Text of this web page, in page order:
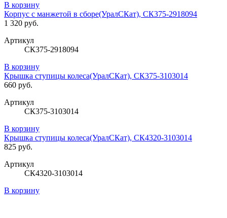
В корзину
Корпус с манжетой в сборе(УралСКат), СК375-2918094
1 320 руб.
Артикул
СК375-2918094
В корзину
Крышка ступицы колеса(УралСКат), СК375-3103014
660 руб.
Артикул
СК375-3103014
В корзину
Крышка ступицы колеса(УралСКат), СК4320-3103014
825 руб.
Артикул
СК4320-3103014
В корзину